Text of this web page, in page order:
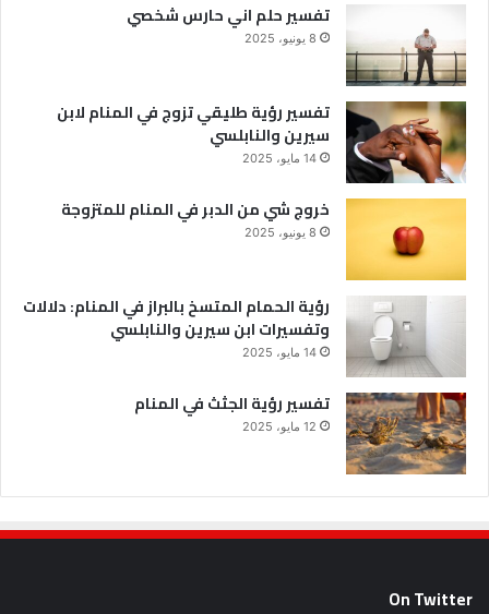
تفسير حلم اني حارس شخصي
8 يونيو، 2025
تفسير رؤية طليقي تزوج في المنام لابن
سيرين والنابلسي
14 مايو، 2025
خروج شي من الدبر في المنام للمتزوجة
8 يونيو، 2025
رؤية الحمام المتسخ بالبراز في المنام: دلالات
وتفسيرات ابن سيرين والنابلسي
14 مايو، 2025
تفسير رؤية الجثث في المنام
12 مايو، 2025
On Twitter